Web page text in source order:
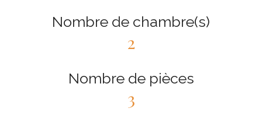
Nombre de chambre(s)
2
Nombre de pièces
3